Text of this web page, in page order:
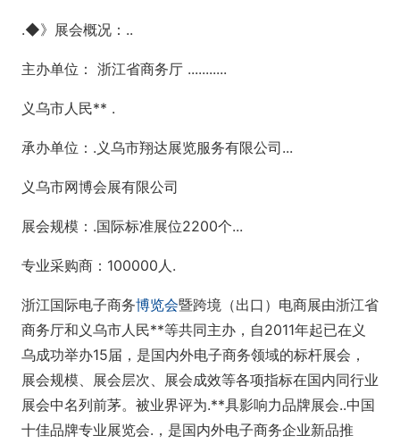
.◆》展会概况：..
主办单位： 浙江省商务厅 ...........
义乌市人民** .
承办单位：.义乌市翔达展览服务有限公司...
义乌市网博会展有限公司
展会规模：.国际标准展位2200个...
专业采购商：100000人.
浙江国际电子商务博览会暨跨境（出口）电商展由浙江省
商务厅和义乌市人民**等共同主办，自2011年起已在义
乌成功举办15届，是国内外电子商务领域的标杆展会，
展会规模、展会层次、展会成效等各项指标在国内同行业
展会中名列前茅。被业界评为.**具影响力品牌展会..中国
十佳品牌专业展览会.，是国内外电子商务企业新品推